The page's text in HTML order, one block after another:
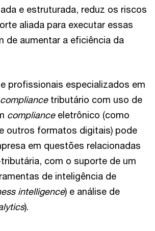
e estruturada, reduz os riscos
aliada para executar essas
de aumentar a eficiência da
profissionais especializados em
compliancetributário com uso de
complianceeletrônico (como
outros formatos digitais) pode
em questões relacionadas
com o suporte de um
de inteligência de
intelligence) e análise de
).